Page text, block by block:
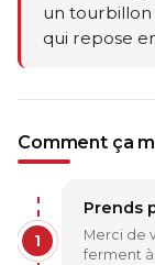
un tourbillon
qui repose
Comment ça
1
Prends
Merci de
ferment